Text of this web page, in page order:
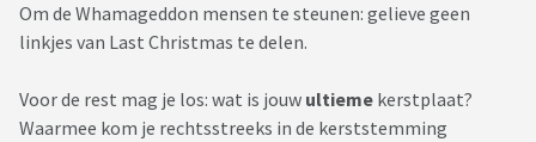
Om de Whamageddon mensen te steunen: gelieve geen
linkjes van Last Christmas te delen.
Voor de rest mag je los: wat is jouw ultieme kerstplaat?
Waarmee kom je rechtsstreeks in de kerststemming